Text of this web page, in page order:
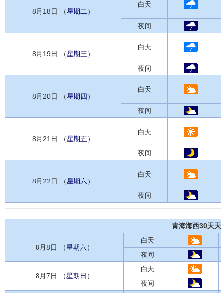
8月18日 （星期二 ）
白天
夜间
8月19日 （星期三）
白天
夜间
8月20日 （星期四）
白天
夜间
8月21日 （星期五）
白天
夜间
8月22日 （星期六）
白天
夜间
青海海西30天
8月8日 （星期六）
白天
夜间
8月7日 （星期日 ）
白天
夜间